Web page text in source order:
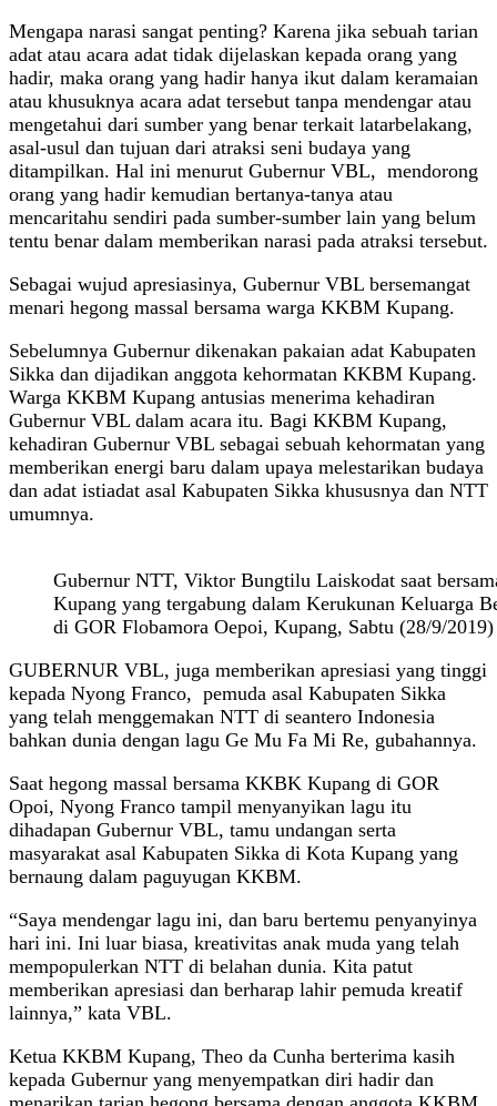
Mengapa narasi sangat penting? Karena jika sebuah tarian
adat atau acara adat tidak dijelaskan kepada orang yang
hadir, maka orang yang hadir hanya ikut dalam keramaian
atau khusuknya acara adat tersebut tanpa mendengar atau
mengetahui dari sumber yang benar terkait latarbelakang,
asal-usul dan tujuan dari atraksi seni budaya yang
ditampilkan. Hal ini menurut Gubernur VBL, mendorong
orang yang hadir kemudian bertanya-tanya atau
mencaritahu sendiri pada sumber-sumber lain yang belum
tentu benar dalam memberikan narasi pada atraksi tersebut.
Sebagai wujud apresiasinya, Gubernur VBL bersemangat
menari hegong massal bersama warga KKBM Kupang.
Sebelumnya Gubernur dikenakan pakaian adat Kabupaten
Sikka dan dijadikan anggota kehormatan KKBM Kupang.
Warga KKBM Kupang antusias menerima kehadiran
Gubernur VBL dalam acara itu. Bagi KKBM Kupang,
kehadiran Gubernur VBL sebagai sebuah kehormatan yang
memberikan energi baru dalam upaya melestarikan budaya
dan adat istiadat asal Kabupaten Sikka khususnya dan NTT
umumnya.
Gubernur NTT, Viktor Bungtilu Laiskodat saat
Kupang yang tergabung dalam Kerukunan Keluarga
di GOR Flobamora Oepoi, Kupang, Sabtu (28/9/2019)
GUBERNUR VBL, juga memberikan apresiasi yang tinggi
kepada Nyong Franco, pemuda asal Kabupaten Sikka
yang telah menggemakan NTT di seantero Indonesia
bahkan dunia dengan lagu Ge Mu Fa Mi Re, gubahannya.
Saat hegong massal bersama KKBK Kupang di GOR
Opoi, Nyong Franco tampil menyanyikan lagu itu
dihadapan Gubernur VBL, tamu undangan serta
masyarakat asal Kabupaten Sikka di Kota Kupang yang
bernaung dalam paguyugan KKBM.
“Saya mendengar lagu ini, dan baru bertemu penyanyinya
hari ini. Ini luar biasa, kreativitas anak muda yang telah
mempopulerkan NTT di belahan dunia. Kita patut
memberikan apresiasi dan berharap lahir pemuda kreatif
lainnya,” kata VBL.
Ketua KKBM Kupang, Theo da Cunha berterima kasih
kepada Gubernur yang menyempatkan diri hadir dan